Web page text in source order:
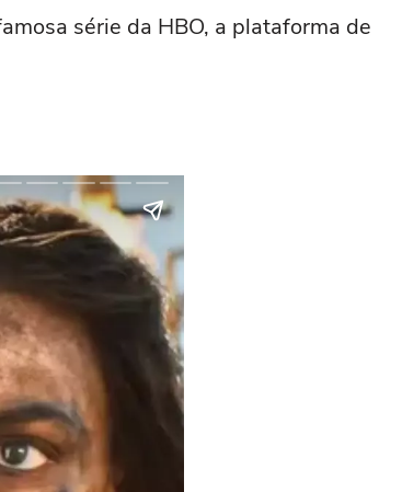
série da HBO, a plataforma de